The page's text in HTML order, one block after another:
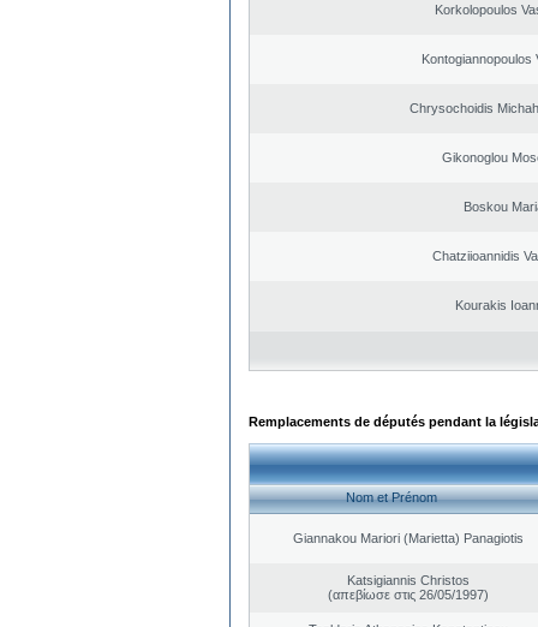
Korkolopoulos
Kontogiannopoulos
Chrysochoidis
Gikonoglou
Boskou
Chatziioannidis
Kourakis
Remplacements de députés pendant la
Nom et Prénom
Giannakou Mariori (Marietta) Panagiotis
Katsigiannis Christos
(απεβίωσε στις 26/05/1997)